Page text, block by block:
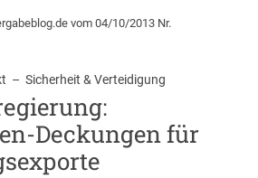
vom 04/10/2013 Nr.
  –
Sicherheit & Verteidigung
Deckungen für